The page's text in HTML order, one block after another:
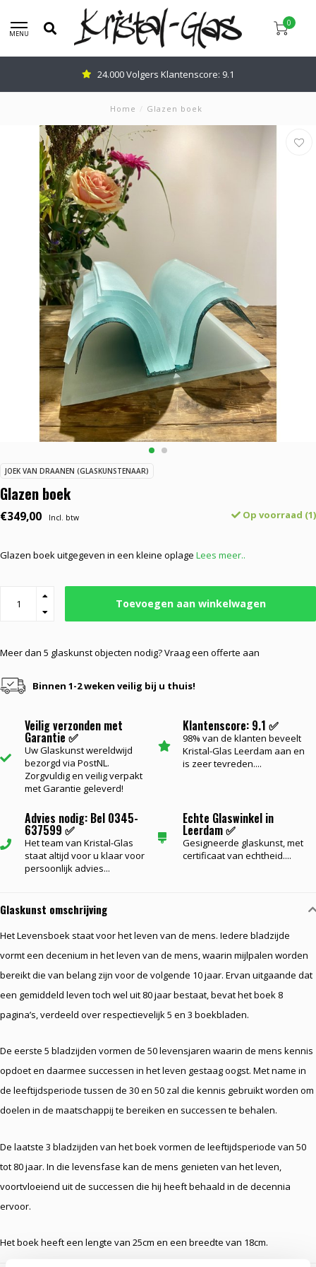
MENU
0
24.000 Volgers Klantenscore: 9.1
Home / Glazen boek
JOEK VAN DRAANEN (GLASKUNSTENAAR)
Glazen boek
€349,00 Incl. btw Op voorraad (1)
Glazen boek uitgegeven in een kleine oplage Lees meer..
Toevoegen aan winkelwagen
Meer dan 5 glaskunst objecten nodig? Vraag een offerte aan
Binnen 1-2 weken veilig bij u thuis!
Veilig verzonden met
Garantie ✅
Uw Glaskunst wereldwijd
bezorgd via PostNL.
Zorgvuldig en veilig verpakt
met Garantie geleverd!
Klantenscore: 9.1 ✅
98% van de klanten beveelt
Kristal-Glas Leerdam aan en
is zeer tevreden....
Advies nodig: Bel 0345-
637599 ✅
Het team van Kristal-Glas
staat altijd voor u klaar voor
persoonlijk advies...
Echte Glaswinkel in
Leerdam ✅
Gesigneerde glaskunst, met
certificaat van echtheid....
Glaskunst omschrijving
Het Levensboek staat voor het leven van de mens. Iedere bladzijde
vormt een decenium in het leven van de mens, waarin mijlpalen worden
bereikt die van belang zijn voor de volgende 10 jaar. Ervan uitgaande dat
een gemiddeld leven toch wel uit 80 jaar bestaat, bevat het boek 8
pagina’s, verdeeld over respectievelijk 5 en 3 boekbladen.
De eerste 5 bladzijden vormen de 50 levensjaren waarin de mens kennis
opdoet en daarmee successen in het leven gestaag oogst. Met name in
de leeftijdsperiode tussen de 30 en 50 zal die kennis gebruikt worden om
doelen in de maatschappij te bereiken en successen te behalen.
De laatste 3 bladzijden van het boek vormen de leeftijdsperiode van 50
tot 80 jaar. In die levensfase kan de mens genieten van het leven,
voortvloeiend uit de successen die hij heeft behaald in de decennia
ervoor.
Het boek heeft een lengte van 25cm en een breedte van 18cm.